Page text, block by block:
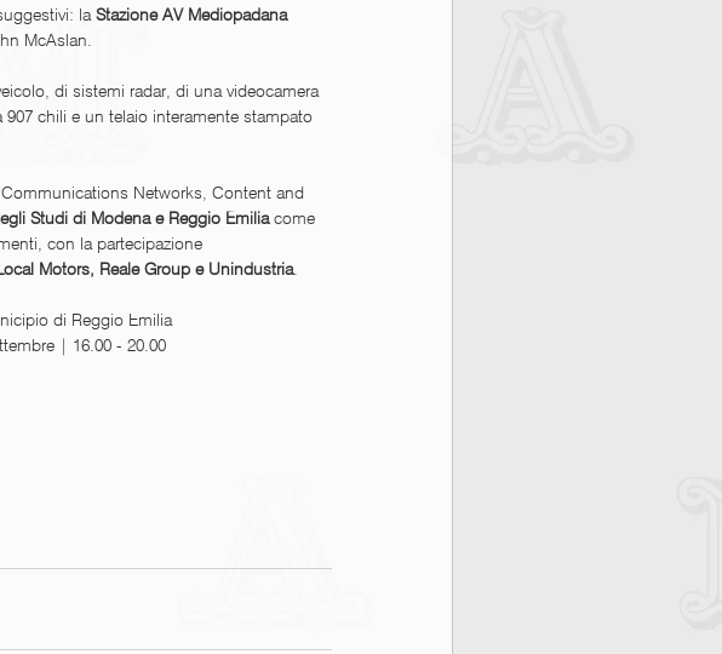
la Stazione AV Mediopadana
McAslan.
di sistemi radar, di una videocamera
chili e un telaio interamente stampato
Networks, Content and
Studi di Modena e Reggio Emilia come
con la partecipazione
Motors, Reale Group e Unindustria.
di Reggio Emilia
| 16.00 - 20.00